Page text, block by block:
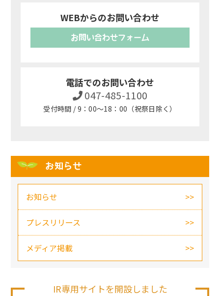
WEBからのお問い合わせ
お問い合わせフォーム
電話でのお問い合わせ
047-485-1100
受付時間 / 9：00～18：00（祝祭日除く）
お知らせ
お知らせ
プレスリリース
メディア掲載
IR専用サイトを開設しました